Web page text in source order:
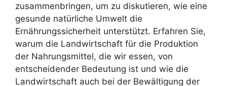
zusammenbringen, um zu diskutieren, wie eine
gesunde natürliche Umwelt die
Ernährungssicherheit unterstützt. Erfahren Sie,
warum die Landwirtschaft für die Produktion
der Nahrungsmittel, die wir essen, von
entscheidender Bedeutung ist und wie die
Landwirtschaft auch bei der Bewältigung der